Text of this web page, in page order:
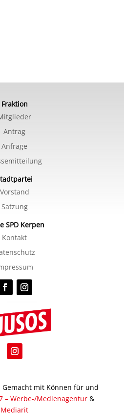
Fraktion
Antrag
Anfrage
Vorstand
Satzung
SPD Kerpen
Kontakt
mit Können für und
– Werbe-/Medienagentur &
Mediarit